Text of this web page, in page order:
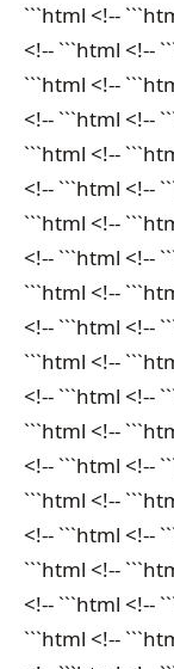
```html <!--
<!-- ```html <!--
```html <!--
<!-- ```html <!--
```html <!--
<!-- ```html <!--
```html <!--
<!-- ```html <!--
```html <!--
<!-- ```html <!--
```html <!--
<!-- ```html <!--
```html <!--
<!-- ```html <!--
```html <!--
<!-- ```html <!--
```html <!--
<!-- ```html <!--
```html <!--